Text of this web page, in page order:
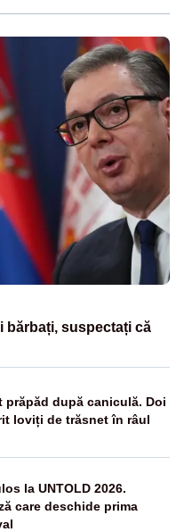
bărbați, suspectați că
prăpăd după caniculă. Doi
loviți de trăsnet în râul
la UNTOLD 2026.
care deschide prima